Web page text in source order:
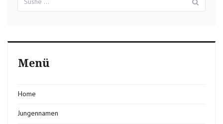
für:
Menü
Home
Jungennamen